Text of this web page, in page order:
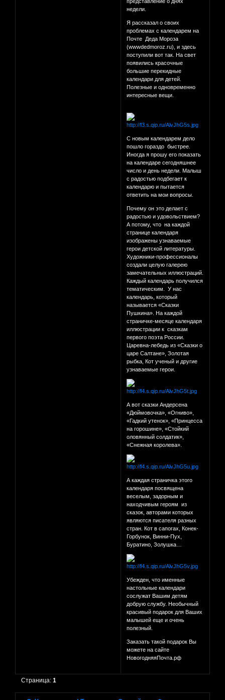
недели.
Я рассказал о своих
проблемах с календарем на
Почте Деда Мороза
(wwwdedmoroz.ru), и здесь
поступили вот так. На свет
появились красочные
большие перекидные
календари для детей.
Полезные и одновременно
интересные вещи.
С новым календарем дело
пошло гораздо быстрее.
Иногда я прошу его показать
на календаре сегодняшнее
число и день недели. Малыш
с радостью подбегает к
календарю и пытается
ответить на мои вопросы.
Почему он это делает с
радостью и удовольствием?
А потому, что на каждой
странице календаря
изображены узнаваемые
герои детской литературы.
Художники-профессионалы
создали целую галерею
замечательных иллюстраций.
Каждый календарь получился
тематическим. У нас
календарь, который
называется «Сказки
Пушкина». На каждой
страничке-месяце календаря
иллюстрации к сказкам
первого поэта России.
Царевна-лебедь из «Сказки о
царе Салтане», Золотая
рыбка, Кот ученый и другие
узнаваемые герои.
А вот сказки Андерсена
«Дюймовочка», «Огниво»,
«Гадкий утенок», «Принцесса
на горошине», «Стойкий
оловянный солдатик»,
«Снежная королева».
А каждая страничка этого
календаря посвящена
веселым, задорным и
находчивым героям из
сказок, авторами которых
являются писателя разных
стран. Кот в сапогах, Конек-
Горбунок, Винни-Пух,
Буратино, Золушка…
Убежден, что именные
настольные календари
сослужат Вашим детям
добрую службу. Необычный
красивый подарок для Ваших
малышей еще и очень
полезный.
Заказать такой подарок Вы
можете на сайте
НовогодняяПочта.рф
Страница:1